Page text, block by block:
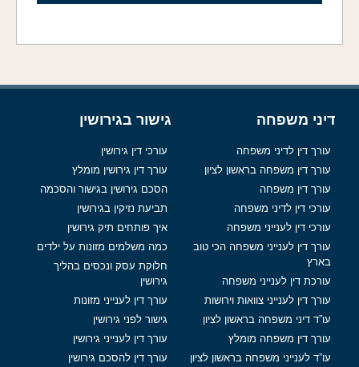
דיני משפחה
עורך דין לדיני משפחה
עורך דין משפחה בראשון לציון
עורך דין משפחה
עורכי דין לדיני משפחה
עורכי דין לענייני משפחה
עורך דין לענייני משפחה הכי טוב
בארץ
עורכת דין לענייני משפחה
עורך דין לענייני צוואות וירושות
עו”ד דיני משפחה בראשון לציון
עורך דין משפחה מומלץ
עו”ד לענייני משפחה בראשון לציון
גישור בגירושין
עורכי דין גירושין
עורך דין גירושין מומלץ
הסכם גירושין בגישור והסכמה
תביעת נזיקין בגירושין
איך פותחים תיק גירושין
כמה משלמים מזונות על ילדים
חלוקת עסק ונכסים בהליך
גירושין
עורך דין לענייני מזונות
גישור לפני גירושין
עורך דין לענייני גירושין
עורך דין להסכם גירושין